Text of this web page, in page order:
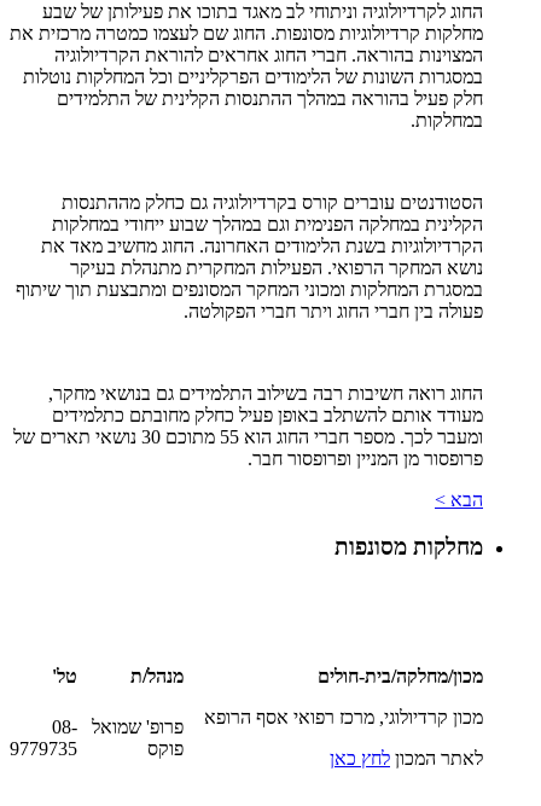
החוג לקרדיולוגיה וניתוחי לב מאגד בתוכו את פעילותן של שבע
מחלקות קרדיולוגיות מסונפות. החוג שם לעצמו כמטרה מרכזית את
המצוינות בהוראה. חברי החוג אחראים להוראת הקרדיולוגיה
במסגרות השונות של הלימודים הפרקליניים וכל המחלקות נוטלות
חלק פעיל בהוראה במהלך ההתנסות הקלינית של התלמידים
במחלקות.
הסטודנטים עוברים קורס בקרדיולוגיה גם כחלק מההתנסות
הקלינית במחלקה הפנימית וגם במהלך שבוע ייחודי במחלקות
הקרדיולוגיות בשנת הלימודים האחרונה. החוג מחשיב מאד את
נושא המחקר הרפואי. הפעילות המחקרית מתנהלת בעיקר
במסגרת המחלקות ומכוני המחקר המסונפים ומתבצעת תוך שיתוף
פעולה בין חברי החוג ויתר חברי הפקולטה.
החוג רואה חשיבות רבה בשילוב התלמידים גם בנושאי מחקר,
מעודד אותם להשתלב באופן פעיל כחלק מחובתם כתלמידים
ומעבר לכך. מספר חברי החוג הוא 55 מתוכם 30 נושאי תארים של
פרופסור מן המניין ופרופסור חבר.
הבא >
מחלקות מסונפות
מכון/מחלקה/בית-חולים מנהל/ת
טל'
מכון קרדיולוגי, מרכז רפואי אסף הרופא
לאתר המכון לחץ כאן
פרופ' שמואל
פוקס
08-
9779735